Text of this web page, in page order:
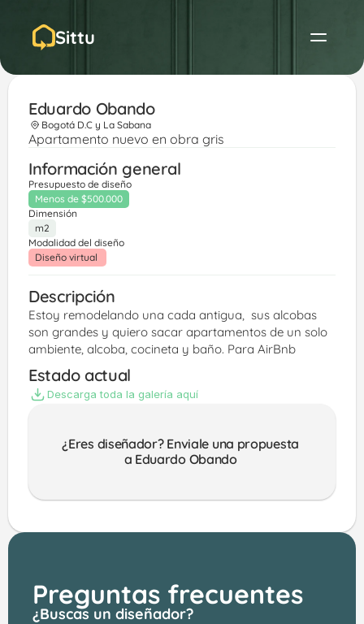
Sittu
Eduardo Obando
Bogotá D.C y La Sabana
Apartamento nuevo en obra gris
Información general
Presupuesto de diseño
Menos de $500.000
Dimensión
m2
Modalidad del diseño
Diseño virtual
Descripción
Estoy remodelando una cada antigua,  sus alcobas
son grandes y quiero sacar apartamentos de un solo
ambiente, alcoba, cocineta y baño. Para AirBnb
Estado actual
Descarga toda la galería aquí
¿Eres diseñador? Enviale una propuesta
a Eduardo Obando
Preguntas frecuentes
¿Buscas un diseñador?